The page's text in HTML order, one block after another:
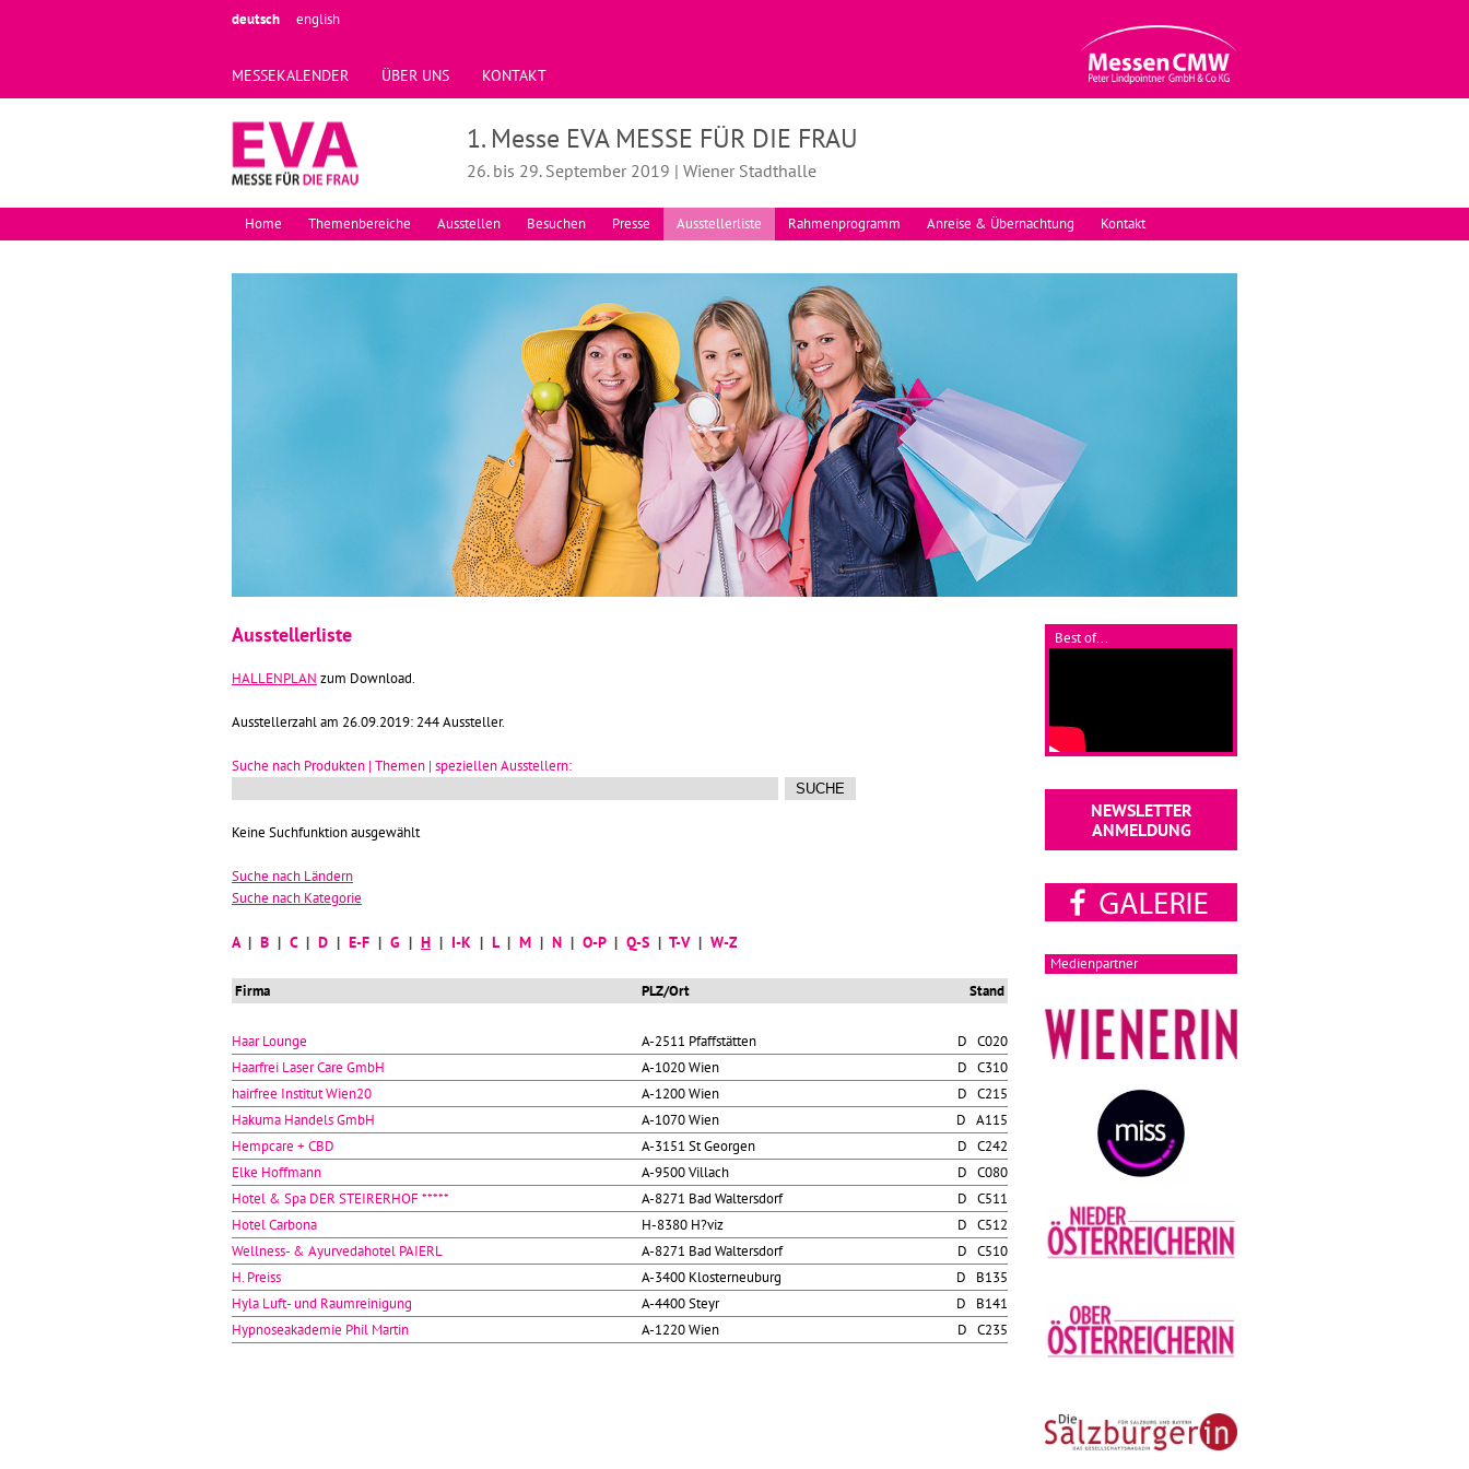
deutsch english
MESSEKALENDER ÜBER UNS KONTAKT
1. Messe EVA MESSE FÜR DIE FRAU
26. bis 29. September 2019 | Wiener Stadthalle
Home Themenbereiche Ausstellen Besuchen Presse Ausstellerliste Rahmenprogramm Anreise & Übernachtung Kontakt
Ausstellerliste
HALLENPLAN zum Download.
Ausstellerzahl am 26.09.2019: 244 Aussteller.
Suche nach Produkten | Themen | speziellen Ausstellern:
Keine Suchfunktion ausgewählt
Suche nach Ländern
Suche nach Kategorie
A| B | C| D | E-F | G | H | I-K | L| M | N | O-P| Q-S | T-V| W-Z
Firma PLZ/Ort Stand
Haar Lounge A-2511 Pfaffstätten
D C020
Haarfrei Laser Care GmbH
A-1020 Wien
D C310
hairfree Institut Wien20
A-1200 Wien
D C215
Hakuma Handels GmbH
A-1070 Wien
D A115
Hempcare + CBD
A-3151 St Georgen
D C242
Elke Hoffmann
A-9500 Villach
D C080
Hotel & Spa DER STEIRERHOF *****
A-8271 Bad Waltersdorf
D C511
Hotel Carbona
H-8380 H?viz
D C512
Wellness- & Ayurvedahotel PAIERL
A-8271 Bad Waltersdorf
D C510
H. Preiss
A-3400 Klosterneuburg
D B135
Hyla Luft- und Raumreinigung
A-4400 Steyr
D B141
Hypnoseakademie Phil Martin
A-1220 Wien D C235
Best of...
NEWSLETTER
ANMELDUNG
Medienpartner